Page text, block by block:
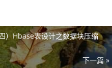
）Hbase表设计之数据块压缩
下一篇 »